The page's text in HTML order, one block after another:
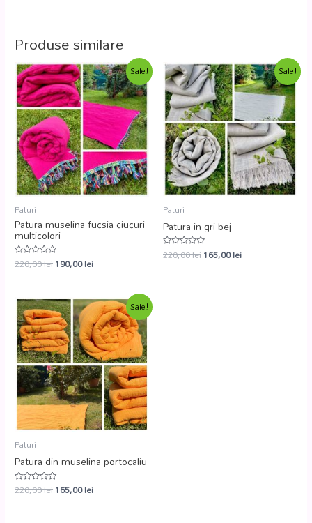
Produse similare
Sale!
Paturi
Patura muselina fucsia ciucuri
multicolori
Evaluat
la
220,00lei190,00lei
Sale!
Paturi
Patura in gri bej
Evaluat
la
220,00lei165,00lei
Sale!
Paturi
Patura din muselina portocaliu
Evaluat
la
220,00lei165,00lei